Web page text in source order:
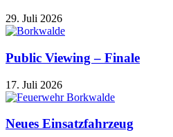
29. Juli 2026
Public Viewing – Finale
17. Juli 2026
Neues Einsatzfahrzeug